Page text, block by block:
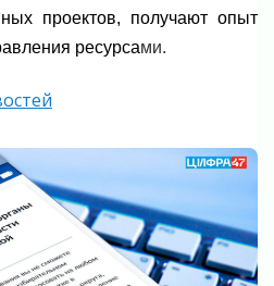
проектов, получают опыт
ресурсами.